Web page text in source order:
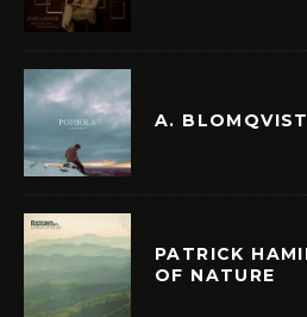
A.
PATRICK
OF NATURE